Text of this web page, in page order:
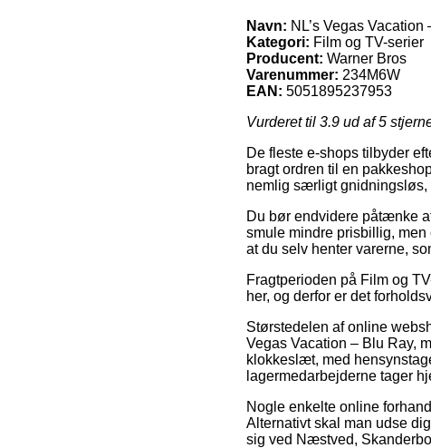
Navn: NL’s Vegas Vacation
Kategori: Film og TV-serier
Producent: Warner Bros
Varenummer: 234M6W
EAN: 5051895237953
Vurderet til 3.9 ud af 5
De fleste e-shops tilbyder
bragt ordren til en
nemlig særligt gnidningsløs,
Du bør endvidere påtænke
smule mindre prisbillig,
at du selv henter varerne,
Fragtperioden på Film og
her, og derfor er det
Størstedelen af online
Vegas Vacation – Blu Ray,
klokkeslæt, med
lagermedarbejderne tager
Nogle enkelte online
Alternativt skal man udse
sig ved Næstved,